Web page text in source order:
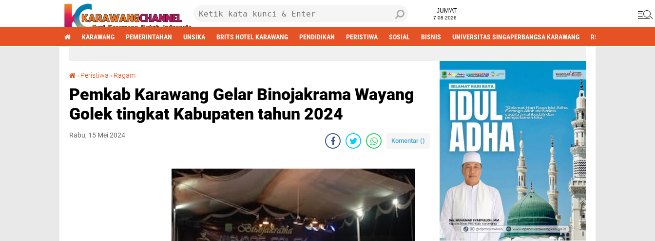
JUM'AT
7 08 2026
KARAWANG PEMERINTAHAN UNSIKA BRITS HOTEL KARAWANG PENDIDIKAN PERISTIWA SOSIAL BISNIS UNIVERSITAS SINGAPERBANGSA KARAWANG RS HASTIEN
› Peristiwa › Ragam
Pemkab Karawang Gelar Binojakrama Wayang
Golek tingkat Kabupaten tahun 2024
Rabu, 15 Mei 2024
Komentar ()